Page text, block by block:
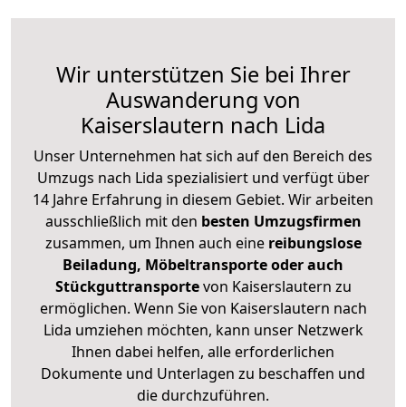
Wir unterstützen Sie bei Ihrer
Auswanderung von
Kaiserslautern nach Lida
Unser Unternehmen hat sich auf den Bereich des
Umzugs nach Lida spezialisiert und verfügt über
14 Jahre Erfahrung in diesem Gebiet. Wir arbeiten
ausschließlich mit den besten Umzugsfirmen
zusammen, um Ihnen auch eine reibungslose
Beiladung, Möbeltransporte oder auch
Stückguttransportevon Kaiserslautern zu
ermöglichen. Wenn Sie von Kaiserslautern nach
Lida umziehen möchten, kann unser Netzwerk
Ihnen dabei helfen, alle erforderlichen
Dokumente und Unterlagen zu beschaffen und
die durchzuführen.